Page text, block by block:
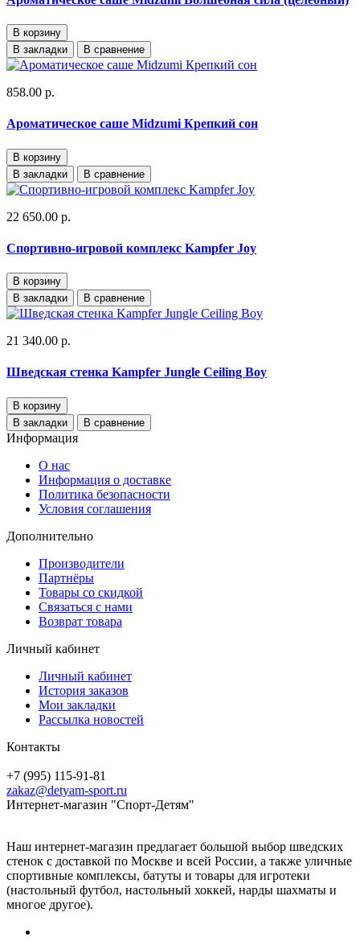
В корзину
В закладки
В сравнение
858.00 р.
Ароматическое саше Midzumi Крепкий сон
В корзину
В закладки
В сравнение
22 650.00 р.
Спортивно-игровой комплекс Kampfer Joy
В корзину
В закладки
В сравнение
21 340.00 р.
Шведская стенка Kampfer Jungle Ceiling Boy
В корзину
В закладки
В сравнение
Информация
О нас
Информация о доставке
Политика безопасности
Условия соглашения
Дополнительно
Производители
Партнёры
Товары со скидкой
Связаться с нами
Возврат товара
Личный кабинет
Личный кабинет
История заказов
Мои закладки
Рассылка новостей
Контакты
+7 (995) 115-91-81
zakaz@detyam-sport.ru
Интернет-магазин "Спорт-Детям"
Наш интернет-магазин предлагает большой выбор шведских
стенок с доставкой по Москве и всей России, а также уличные
спортивные комплексы, батуты и товары для игротеки
(настольный футбол, настольный хоккей, нарды шахматы и
многое другое).